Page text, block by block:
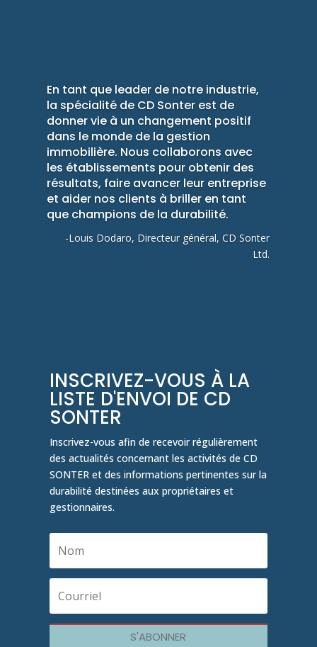
En tant que leader de notre industrie,
la spécialité de CD Sonter est de
donner vie à un changement positif
dans le monde de la gestion
immobilière. Nous collaborons avec
les établissements pour obtenir des
résultats, faire avancer leur entreprise
et aider nos clients à briller en tant
que champions de la durabilité.
-Louis Dodaro, Directeur général, CD Sonter
Ltd.
INSCRIVEZ-VOUS À LA
LISTE D'ENVOI DE CD
SONTER
Inscrivez-vous afin de recevoir régulièrement
des actualités concernant les activités de CD
SONTER et des informations pertinentes sur la
durabilité destinées aux propriétaires et
gestionnaires.
S'ABONNER